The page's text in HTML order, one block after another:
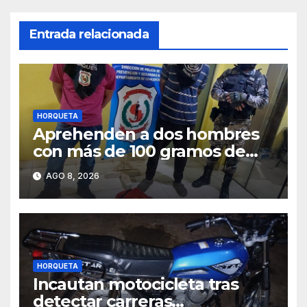
Entrada relacionada
HORQUETA
Aprehenden a dos hombres
con más de 100 gramos de
supuesta marihuana en
Horqueta
AGO 8, 2026
HORQUETA
Incautan motocicleta tras
detectar carreras